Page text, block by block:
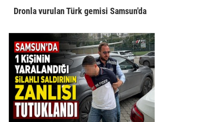
Dronla vurulan Türk gemisi Samsun'da